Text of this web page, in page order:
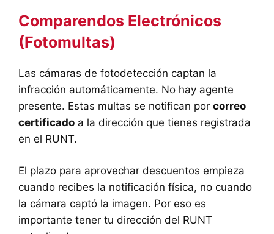
Comparendos Electrónicos
(Fotomultas)
Las cámaras de fotodetección captan la
infracción automáticamente. No hay agente
presente. Estas multas se notifican por correo
certificado a la dirección que tienes registrada
en el RUNT.
El plazo para aprovechar descuentos empieza
cuando recibes la notificación física, no cuando
la cámara captó la imagen. Por eso es
importante tener tu dirección del RUNT